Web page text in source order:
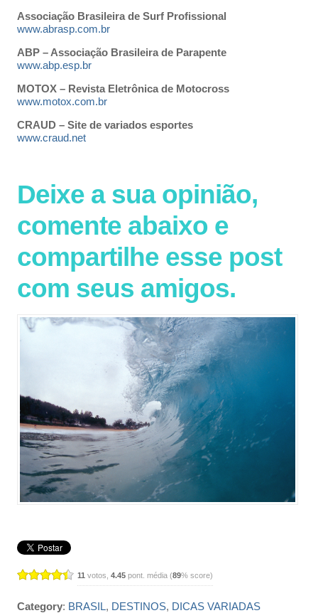
Associação Brasileira de Surf Profissional
www.abrasp.com.br
ABP – Associação Brasileira de Parapente
www.abp.esp.br
MOTOX – Revista Eletrônica de Motocross
www.motox.com.br
CRAUD – Site de variados esportes
www.craud.net
Deixe a sua opinião,
comente abaixo e
compartilhe esse post
com seus amigos.
11 votos, 4.45pont. média (89% score)
Category: BRASIL, DESTINOS, DICAS VARIADAS